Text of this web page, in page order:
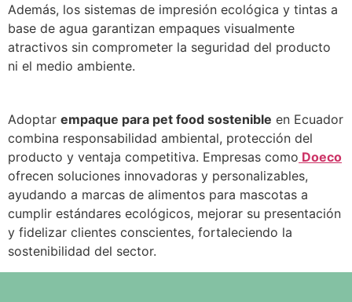
Además, los sistemas de impresión ecológica y tintas a
base de agua garantizan empaques visualmente
atractivos sin comprometer la seguridad del producto
ni el medio ambiente.
Adoptar empaque para pet food sostenible en Ecuador
combina responsabilidad ambiental, protección del
producto y ventaja competitiva. Empresas como Doeco
ofrecen soluciones innovadoras y personalizables,
ayudando a marcas de alimentos para mascotas a
cumplir estándares ecológicos, mejorar su presentación
y fidelizar clientes conscientes, fortaleciendo la
sostenibilidad del sector.